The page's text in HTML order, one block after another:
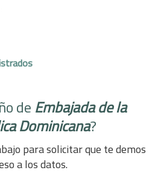
de Embajada de la
Dominicana?
para solicitar que te demos
a los datos.